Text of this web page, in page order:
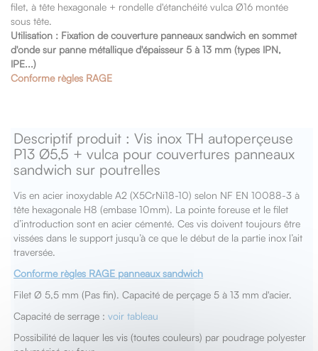
filet, à tête hexagonale + rondelle d'étanchéité vulca Ø16 montée
sous tête.
Utilisation : Fixation de couverture panneaux sandwich en sommet
d'onde sur panne métallique d'épaisseur 5 à 13 mm (types IPN,
IPE...)
Conforme règles RAGE
Descriptif produit : Vis inox TH autoperçeuse
P13 Ø5,5 + vulca pour couvertures panneaux
sandwich sur poutrelles
Vis en acier inoxydable A2 (X5CrNi18-10) selon NF EN 10088-3 à
tête hexagonale H8 (embase 10mm). La pointe foreuse et le filet
d’introduction sont en acier cémenté. Ces vis doivent toujours être
vissées dans le support jusqu’à ce que le début de la partie inox l’ait
traversée.
Conforme règles RAGE panneaux sandwich
Filet Ø 5,5 mm (Pas fin). Capacité de perçage 5 à 13 mm d'acier.
Capacité de serrage :voir tableau
Possibilité de laquer les vis (toutes couleurs) par poudrage polyester